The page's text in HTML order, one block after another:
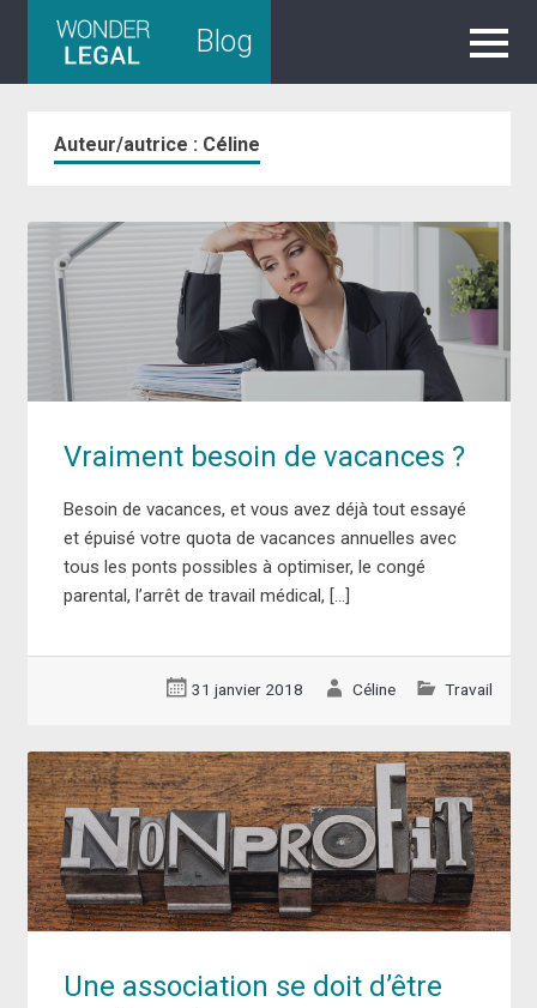
Blog
Auteur/autrice : Céline
Vraiment besoin de vacances ?
Besoin de vacances, et vous avez déjà tout essayé
et épuisé votre quota de vacances annuelles avec
tous les ponts possibles à optimiser, le congé
parental, l’arrêt de travail médical, […]
31 janvier 2018 Céline Travail
Une association se doit d’être